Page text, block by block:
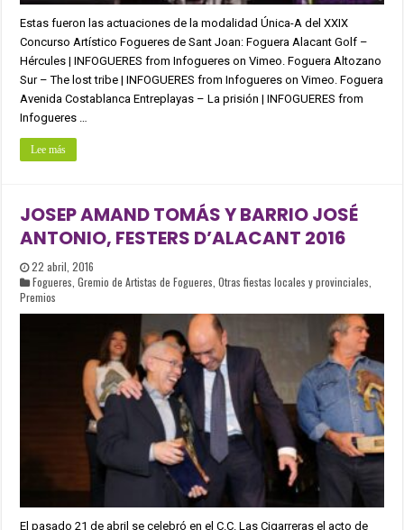
Estas fueron las actuaciones de la modalidad Única-A del XXIX
Concurso Artístico Fogueres de Sant Joan: Foguera Alacant Golf –
Hércules | INFOGUERES from Infogueres on Vimeo. Foguera Altozano
Sur – The lost tribe | INFOGUERES from Infogueres on Vimeo. Foguera
Avenida Costablanca Entreplayas – La prisión | INFOGUERES from
Infogueres …
Lee más
JOSEP AMAND TOMÁS Y BARRIO JOSÉ
ANTONIO, FESTERS D’ALACANT 2016
22 abril, 2016
Fogueres ,Gremio de Artistas de Fogueres ,Otras fiestas locales y provinciales
Premios
El pasado 21 de abril se celebró en el C.C. Las Cigarreras el acto de